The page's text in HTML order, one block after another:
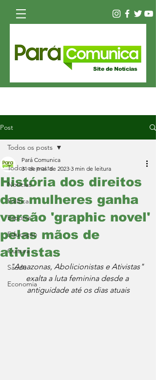
Site de Notícias
Post
Todos os posts
Notícias
Política
Esporte
Educação
Cultura
Saúde
Economia
Todos os posts
História dos direitos
das mulheres ganha
versão 'graphic novel'
pelas mãos de
ativistas
Pará Comunica
31 de mai. de 2023 3 min de leitura
"Amazonas, Abolicionistas e Ativistas"
exalta a luta feminina desde a
antiguidade até os dias atuais